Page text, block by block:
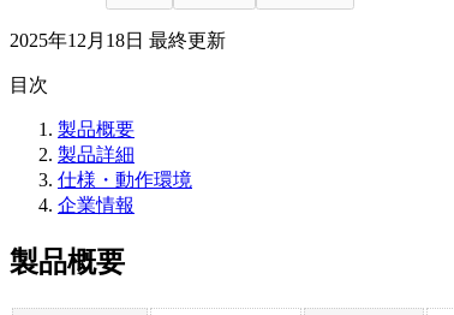
2025年12月18日 最終更新
目次
製品概要
製品詳細
仕様・動作環境
企業情報
製品概要